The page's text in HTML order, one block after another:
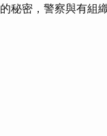
秘密，警察與有組